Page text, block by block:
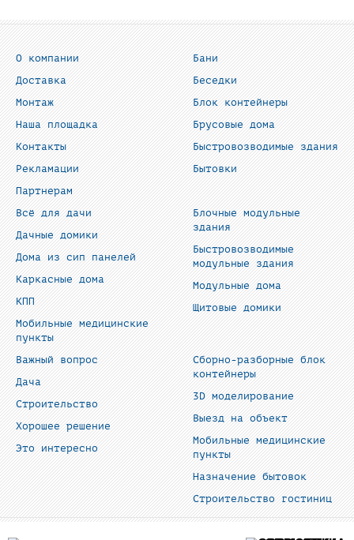
О компании
Доставка
Монтаж
Наша площадка
Контакты
Рекламации
Партнерам
Бани
Беседки
Блок контейнеры
Брусовые дома
Быстровозводимые здания
Бытовки
Всё для дачи
Дачные домики
Дома из сип панелей
Каркасные дома
КПП
Мобильные медицинские
пункты
Блочные модульные
здания
Быстровозводимые
модульные здания
Модульные дома
Щитовые домики
Важный вопрос
Дача
Строительство
Хорошее решение
Это интересно
Сборно-разборные блок
контейнеры
3D моделирование
Выезд на объект
Мобильные медицинские
пункты
Назначение бытовок
Строительство гостиниц